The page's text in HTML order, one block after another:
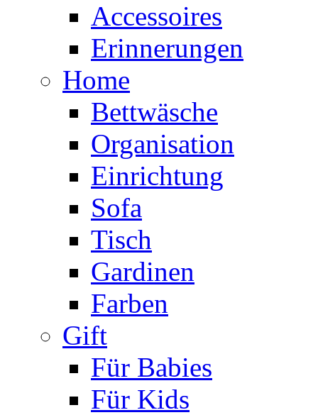
Accessoires
Erinnerungen
Home
Bettwäsche
Organisation
Einrichtung
Sofa
Tisch
Gardinen
Farben
Gift
Für Babies
Für Kids